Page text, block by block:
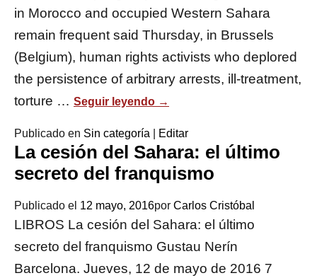
in Morocco and occupied Western Sahara
remain frequent said Thursday, in Brussels
(Belgium), human rights activists who deplored
the persistence of arbitrary arrests, ill-treatment,
torture … Seguir leyendo →
Publicado en Sin categoría Editar
La cesión del Sahara: el último
secreto del franquismo
Publicado el 12 mayo, 2016por Carlos Cristóbal
LIBROS La cesión del Sahara: el último
secreto del franquismo Gustau Nerín
Barcelona. Jueves, 12 de mayo de 2016 7